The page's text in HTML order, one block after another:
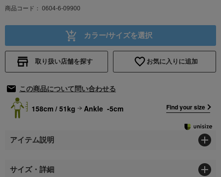
商品コード 0604-6-09900
カラー/サイズを選択
取り扱い店舗を探す お気に入りに追加
この商品について問い合わせる
158cm / 51kg Ankle -5cm Find your size
アイテム説明
サイズ・詳細